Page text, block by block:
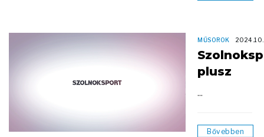
MŰSOROK
plusz
...
Bővebben